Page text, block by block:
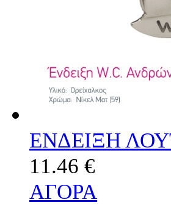
ΕΝΔΕΙΞΗ
11.46 €
ΑΓΟΡΑ